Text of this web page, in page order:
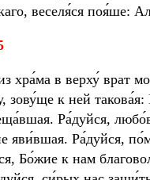
веселя́ся поя́ше:
хра́ма в верху́ врат
зову́ще к ней
Ра́дуйся,
яви́вшая. Ра́дуйся,
Бо́жие к нам